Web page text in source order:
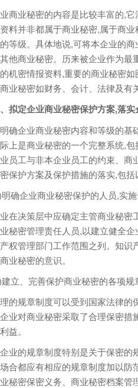
业秘密的内容是比较丰富的,它
料并非都属于商业秘密,属于商
等级。具体地说,可将本企业的
他商业秘密。历来被企业作为
机密情报资料,重要的商业秘密
业秘密如财务、会计、法律及有
拟定企业商业秘密保护方案,落
企业商业秘密内容和等级的基
上是商业秘密的一个完整系统,
员工与非本企业员工的约束、
保护方案及保护措施的落实,包括
企业商业秘密保护的人员,实施
决策层中应确定主管商业秘密
秘密管理责任人员,以建立健全
权管理部门工作范围之列。知
业秘密的意识。
、完善保护商业秘密的各项规
规章制度可以受到国家法律的
业对商业秘密采取了合理保密
益。
的规章制度特别是关于保密的
合都应有相应的规章制度加以防
秘密保密义务、商业秘密档案